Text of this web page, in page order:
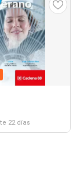
22 días